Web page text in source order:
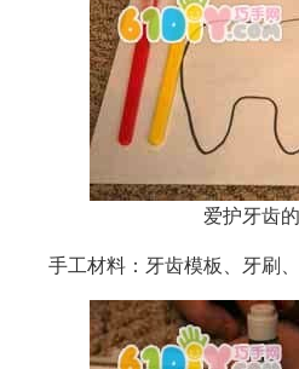
爱护牙齿
手工材料：牙齿模板、牙刷